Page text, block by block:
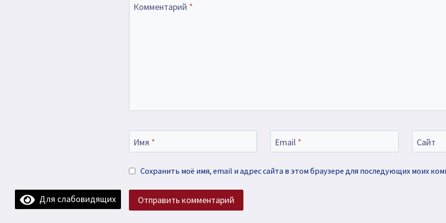
Для слабовидящих
Комментарий *
Имя * Email * Сайт
Сохранить моё имя, email и адрес сайта в этом браузере для последующих моих